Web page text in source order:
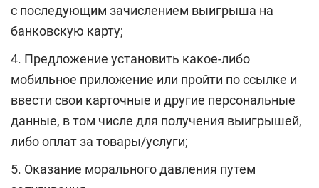
с последующим зачислением выигрыша на
банковскую карту;
4. Предложение установить какое-либо
мобильное приложение или пройти по ссылке и
ввести свои карточные и другие персональные
данные, в том числе для получения выигрышей,
либо оплат за товары/услуги;
5. Оказание морального давления путем